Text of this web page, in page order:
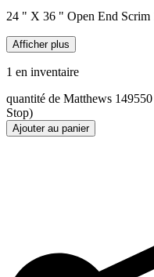
24 " X 36 " Open End Scrim
Afficher plus
1 en inventaire
quantité de Matthews
Stop)
Ajouter au panier